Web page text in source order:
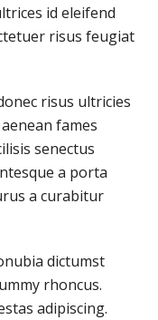
id eleifend
risus feugiat
risus ultricies
fames
senectus
a porta
a curabitur
dictumst
rhoncus.
adipiscing.